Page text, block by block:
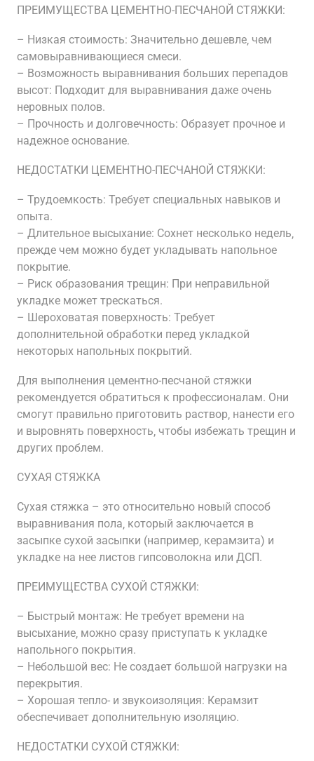
ПРЕИМУЩЕСТВА ЦЕМЕНТНО-ПЕСЧАНОЙ СТЯЖКИ:
– Низкая стоимость: Значительно дешевле‚ чем
самовыравнивающиеся смеси.
– Возможность выравнивания больших перепадов
высот: Подходит для выравнивания даже очень
неровных полов.
– Прочность и долговечность: Образует прочное и
надежное основание.
НЕДОСТАТКИ ЦЕМЕНТНО-ПЕСЧАНОЙ СТЯЖКИ:
– Трудоемкость: Требует специальных навыков и
опыта.
– Длительное высыхание: Сохнет несколько недель‚
прежде чем можно будет укладывать напольное
покрытие.
– Риск образования трещин: При неправильной
укладке может трескаться.
– Шероховатая поверхность: Требует
дополнительной обработки перед укладкой
некоторых напольных покрытий.
Для выполнения цементно-песчаной стяжки
рекомендуется обратиться к профессионалам. Они
смогут правильно приготовить раствор‚ нанести его
и выровнять поверхность‚ чтобы избежать трещин и
других проблем.
СУХАЯ СТЯЖКА
Сухая стяжка – это относительно новый способ
выравнивания пола‚ который заключается в
засыпке сухой засыпки (например‚ керамзита) и
укладке на нее листов гипсоволокна или ДСП.
ПРЕИМУЩЕСТВА СУХОЙ СТЯЖКИ:
– Быстрый монтаж: Не требует времени на
высыхание‚ можно сразу приступать к укладке
напольного покрытия.
– Небольшой вес: Не создает большой нагрузки на
перекрытия.
– Хорошая тепло- и звукоизоляция: Керамзит
обеспечивает дополнительную изоляцию.
НЕДОСТАТКИ СУХОЙ СТЯЖКИ: